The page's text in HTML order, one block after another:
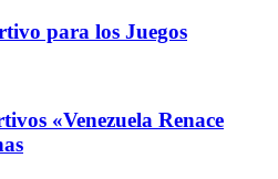
para los Juegos
«Venezuela Renace